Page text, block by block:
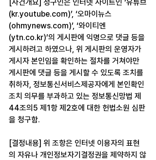
[사건개요] 청구인은 인터넷 사이트인 ‘유튜브
(kr.youtube.com)’, ‘오마이뉴스
(ohmynews.com)’, ‘와이티엔
(ytn.co.kr)’의 게시판에 익명으로 댓글 등을
게시하려고 하였으나, 위 게시판의 운영자가
게시자 본인임을 확인하는 절차를 거쳐야만
게시판에 댓글 등을 게시할 수 있도록 조치를
취하자, 정보통신서비스제공자에게 본인확인
조치 의무를 부과하고 있는 정보통신망법 제
44조의5 제1항 제2호에 대한 헌법소원 심판
을 청구함.
[결정내용] 위 조항은 인터넷 이용자의 표현
의 자유나 개인정보자기결정권을 제약하지 않